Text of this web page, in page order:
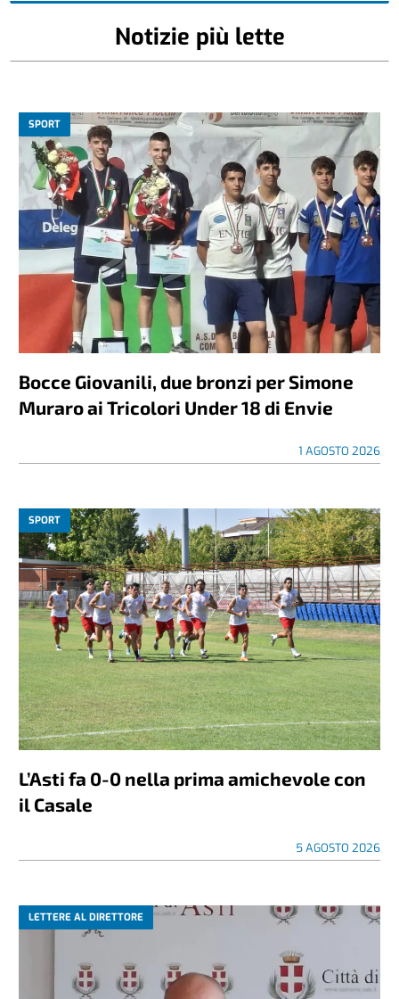
Notizie più lette
SPORT
Bocce Giovanili, due bronzi per Simone
Muraro ai Tricolori Under 18 di Envie
1 AGOSTO 2026
SPORT
L’Asti fa 0-0 nella prima amichevole con
il Casale
5 AGOSTO 2026
LETTERE AL DIRETTORE